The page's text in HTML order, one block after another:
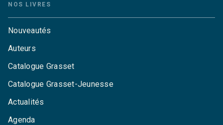
NOS LIVRES
Nouveautés
Auteurs
Catalogue Grasset
Catalogue Grasset-Jeunesse
Actualités
Agenda